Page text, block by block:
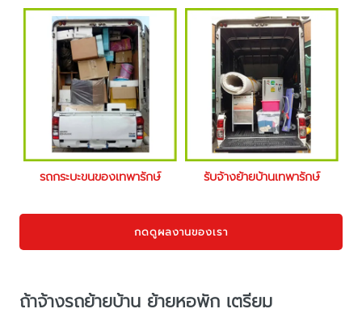
รถกระบะขนของเทพารักษ์ รับจ้างย้ายบ้านเทพารักษ์
กดดูผลงานของเรา
ถ้าจ้างรถย้ายบ้าน ย้ายหอพัก เตรียม